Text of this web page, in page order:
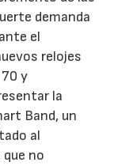
demanda
el
relojes
y
la
Band, un
al
no